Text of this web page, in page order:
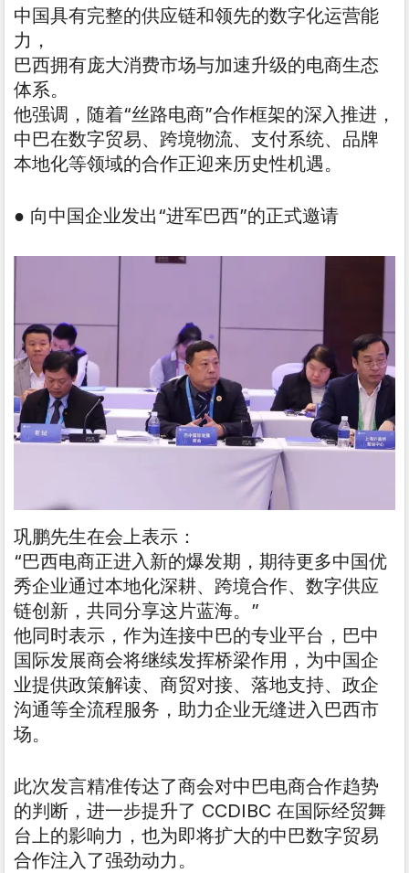
中国具有完整的供应链和领先的数字化运营能
力，
巴西拥有庞大消费市场与加速升级的电商生态
体系。
他强调，随着“丝路电商”合作框架的深入推进，
中巴在数字贸易、跨境物流、支付系统、品牌
本地化等领域的合作正迎来历史性机遇。
● 向中国企业发出“进军巴西”的正式邀请
巩鹏先生在会上表示：
“巴西电商正进入新的爆发期，期待更多中国优
秀企业通过本地化深耕、跨境合作、数字供应
链创新，共同分享这片蓝海。”
他同时表示，作为连接中巴的专业平台，巴中
国际发展商会将继续发挥桥梁作用，为中国企
业提供政策解读、商贸对接、落地支持、政企
沟通等全流程服务，助力企业无缝进入巴西市
场。
此次发言精准传达了商会对中巴电商合作趋势
的判断，进一步提升了 CCDIBC 在国际经贸舞
台上的影响力，也为即将扩大的中巴数字贸易
合作注入了强劲动力。